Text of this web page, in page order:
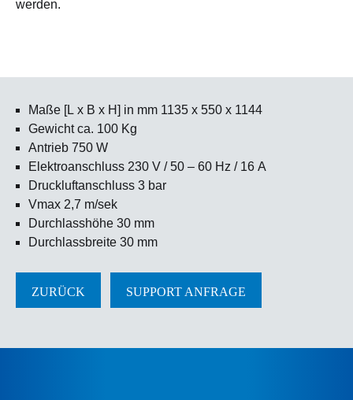
werden.
Maße [L x B x H] in mm 1135 x 550 x 1144
Gewicht ca. 100 Kg
Antrieb 750 W
Elektro­anschluss 230 V / 50 – 60 Hz / 16 A
Druck­luft­anschluss 3 bar
Vmax 2,7 m/sek
Durch­lass­höhe 30 mm
Durch­lass­breite 30 mm
ZURÜCK SUPPORT ANFRAGE